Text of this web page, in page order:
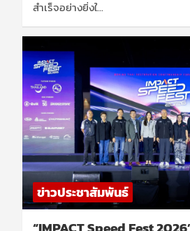
สำเร็จอย่างยิ่งใ…
ข่าวประชาสัมพันธ์